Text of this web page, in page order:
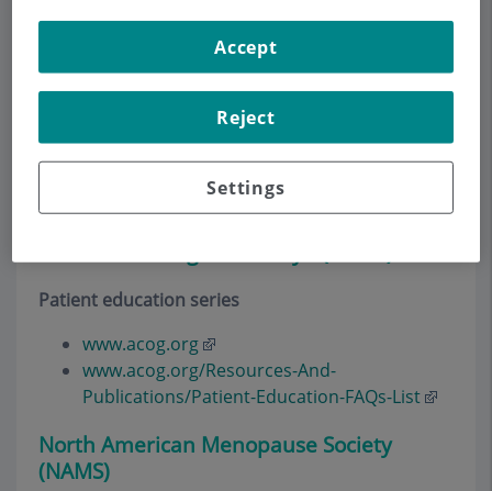
Horario
Enlaces recomendados
Patient education series
www.acog.org
www.acog.org/Resources-And-
Publications/Patient-Education-FAQs-List
North American Menopause Society
(NAMS)
Settings
Reject
Accept